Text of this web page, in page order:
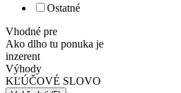
Ostatné
Vhodné pre
Ako dlho tu ponuka je
inzerent
Výhody
KĽÚČOVÉ SLOVO